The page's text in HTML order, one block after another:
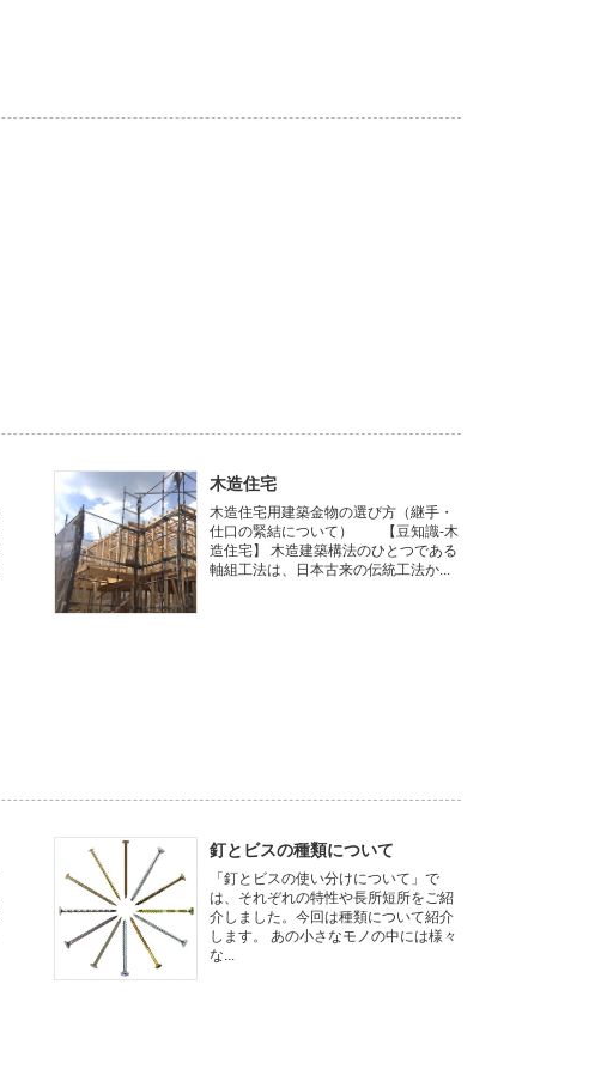
木造住宅
木造住宅用建築金物の選び方（継手・
仕口の緊結について） 【豆知識-木
造住宅】 木造建築構法のひとつである
軸組工法は、日本古来の伝統工法か...
釘とビスの種類について
「釘とビスの使い分けについて」で
は、それぞれの特性や長所短所をご紹
介しました。今回は種類について紹介
します。 あの小さなモノの中には様々
な...